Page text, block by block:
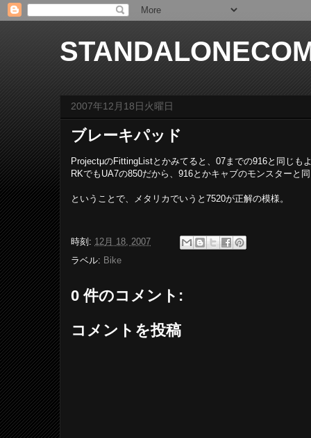
2007年12月18日火曜日
ブレーキパッド
ProjectμのFittingListとかみてると、07までの916と同じも
RKでもUA7の850だから、916とかキャブのモンスターと
ということで、メタリカでいうと7520が正解の模様。
時刻: 12月 18, 2007
ラベル: Bike
0 件のコメント:
コメントを投稿